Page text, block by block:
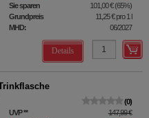
Sie sparen 101,00 €(65%)
Grundpreis
11,25 €pro 1 l
MHD:
06/2027
Details
0
UVP** 147,99 €